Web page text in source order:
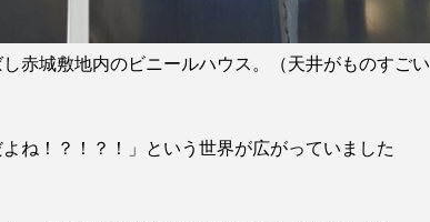
赤城敷地内のビニールハウス。（天井がものすごい
ね！？！？！」という世界が広がっていました